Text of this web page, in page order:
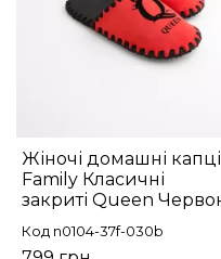
Жіночі домашні капці
Family Класичні
закриті Queen
Код n0104-37f-030b